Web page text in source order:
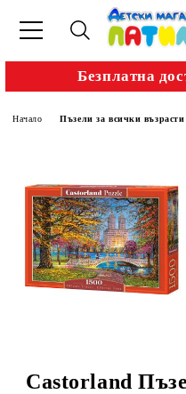
Безплатна
Начало Пъзели за всички възрасти
Castorland